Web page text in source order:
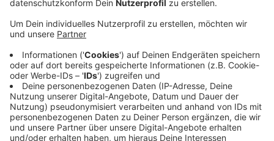
Auf dem Bonner Nordfriedhof gibt es eine Gedenkfeier
auf dem Ehrenteil des Friedhofs. Gemeinsam mit dem
Volksbund Deutsche Kriegsgräberfürsorge und der
Bundeswehr organisiert die Stadt die öffentliche